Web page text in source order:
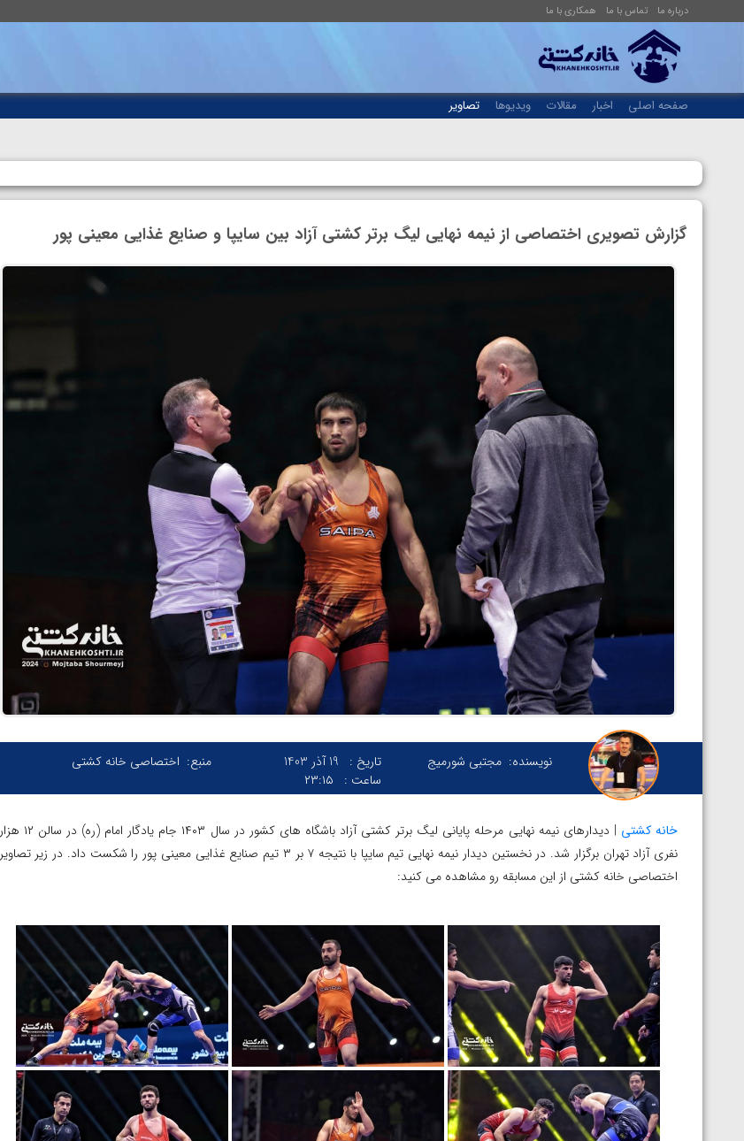
درباره ما تماس با ما همکاری با ما
صفحه اصلی اخبار مقالات ویدیوها تصاویر
گزارش تصویری اختصاصی از نیمه نهایی لیگ برتر کشتی آزاد بین سایپا و صنایع غذایی معینی پور
نویسنده: مجتبی شورمیج تاریخ :
19 آذر 1403
ساعت :
۲۳:۱۵
منبع: اختصاصی خانه کشتی
خانه کشتی
| دیدارهای نیمه نهایی مرحله پایانی لیگ برتر کشتی آزاد باشگاه های کشور در سال ۱۴۰۳ جام یادگار امام (ره) در سالن ۱۲ هزار
نفری آزاد تهران برگزار شد. در نخستین دیدار نیمه نهایی تیم سایپا با نتیجه ۷ بر ۳ تیم صنایع غذایی معینی پور را شکست داد. در زیر تصاویر
اختصاصی خانه کشتی از این مسابقه رو مشاهده می کنید: